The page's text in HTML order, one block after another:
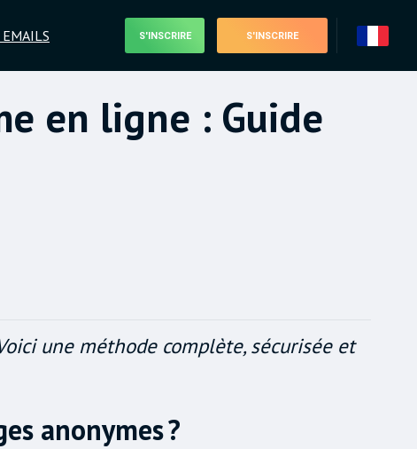
S'INSCRIRE S'INSCRIRE
en ligne : Guide
une méthode complète, sécurisée et
anonymes ?